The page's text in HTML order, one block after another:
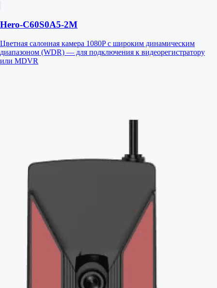
Hero-C60S0A5-2M
Цветная салонная камера 1080P с широким динамическим
диапазоном (WDR) — для подключения к видеорегистратору
или MDVR